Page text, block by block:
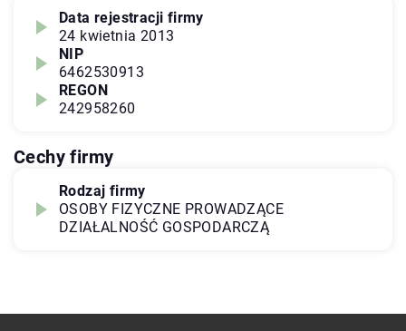
Data rejestracji firmy
24 kwietnia 2013
NIP
6462530913
REGON
242958260
Cechy firmy
Rodzaj firmy
OSOBY FIZYCZNE PROWADZĄCE
DZIAŁALNOŚĆ GOSPODARCZĄ